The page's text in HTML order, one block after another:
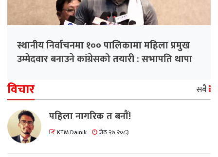
स्थानीय निर्वाचनमा १०० पालिकामा महिला प्रमुख
उम्मेदवार बनाउने कांग्रेसको तयारी : सभापति थापा
विचार सबै
पहिला नागरिक त बनाैं!
KTM Dainik जेठ २७ २०८३